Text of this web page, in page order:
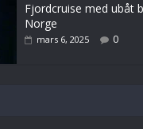
Fjordcruise med ubåt
Norge
mars 6, 2025 0